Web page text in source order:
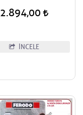
2.894,00
İNCELE